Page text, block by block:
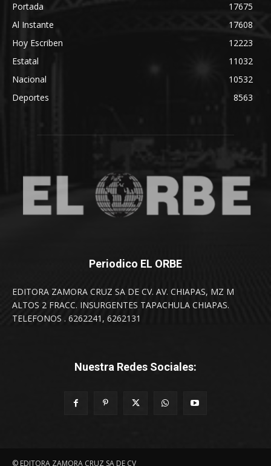
Portada
17675
Al Instante
17608
Hoy Escriben
12223
Estatal
11032
Nacional
10532
Deportes
8563
Periodico EL ORBE
EDITORA ZAMORA CRUZ SA DE CV. AV. CHIAPAS, MZ M
ALTOS 2 FRACC. INSURGENTES TAPACHULA CHIAPAS.
TELEFONOS . 6262241, 6262131
Nuestra Redes Sociales:
© EDITORA ZAMORA CRUZ SA DE CV